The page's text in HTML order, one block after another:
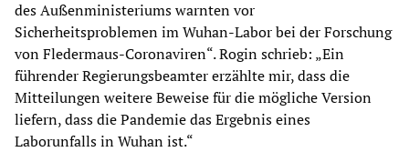
des Außenministeriums warnten vor
Sicherheitsproblemen im Wuhan-Labor bei der Forschung
von Fledermaus-Coronaviren“. Rogin schrieb: „Ein
führender Regierungsbeamter erzählte mir, dass die
Mitteilungen weitere Beweise für die mögliche Version
liefern, dass die Pandemie das Ergebnis eines
Laborunfalls in Wuhan ist.“